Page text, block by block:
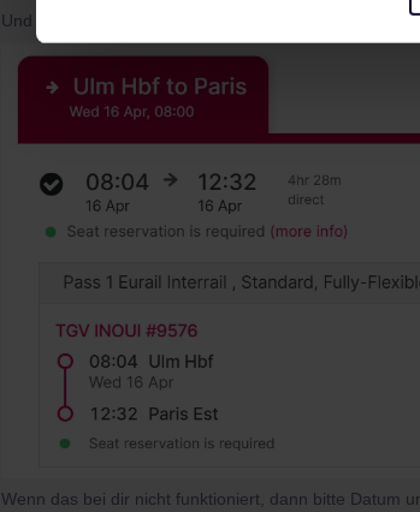
Und auch im April:
Wenn das bei dir nicht funktioniert, dann bitte Datum